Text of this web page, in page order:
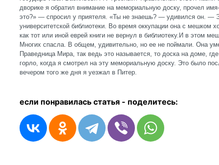
дворике я обратил внимание на мемориальную доску, прочел
это?» — спросил у приятеля. «Ты не знаешь? — удивился он. —
университетской библиотеки. Во время оккупации она с мешком
как тот или иной еврей книги не вернул в библиотеку.И в этом
Многих спасла. В общем, удивительно, но ее не поймали. Она
Праведница Мира, так ведь это называется, то доска на доме,
горло, когда я смотрел на эту мемориальную доску. Это было
вечером того же дня я уезжал в Питер.
если понравилась статья - поделитесь: